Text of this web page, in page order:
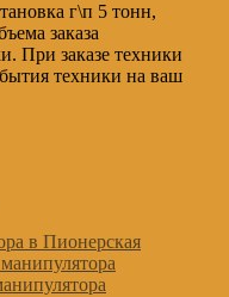
г\п 5 тонн,
заказа
При заказе техники
техники на ваш
в Пионерская